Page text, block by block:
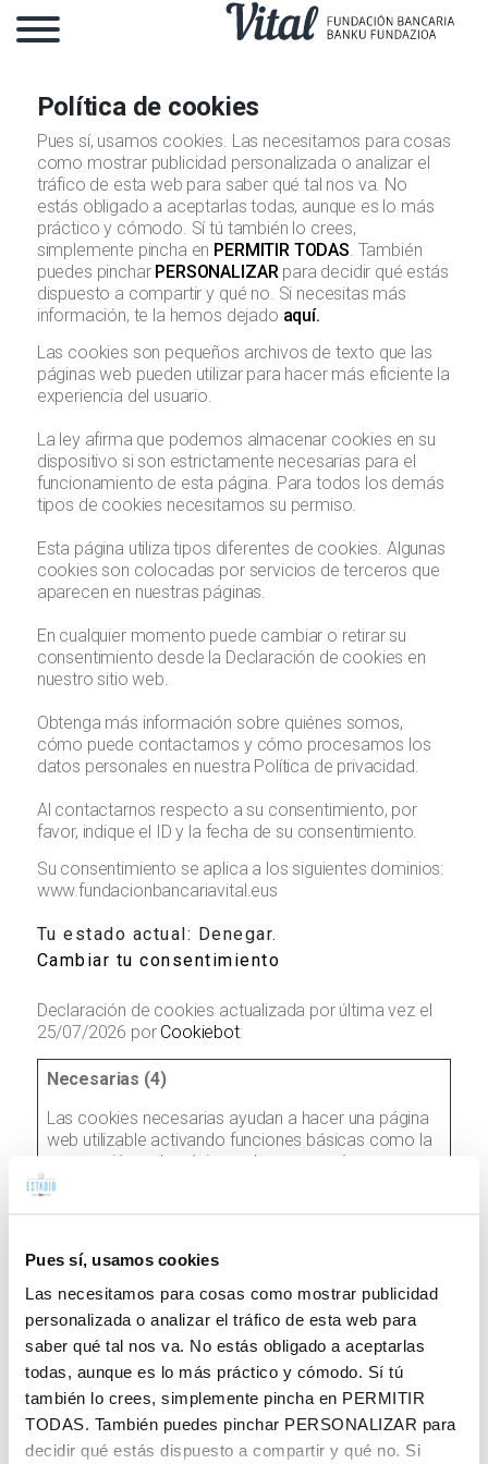
Pues sí, usamos cookies
Las necesitamos para cosas como mostrar publicidad
personalizada o analizar el tráfico de esta web para
saber qué tal nos va. No estás obligado a aceptarlas
todas, aunque es lo más práctico y cómodo. Sí tú
también lo crees, simplemente pincha en PERMITIR
TODAS. También puedes pinchar PERSONALIZAR para
decidir qué estás dispuesto a compartir y qué no. Si
Política de cookies
Pues sí, usamos cookies. Las necesitamos para cosas
como mostrar publicidad personalizada o analizar el
tráfico de esta web para saber qué tal nos va. No
estás obligado a aceptarlas todas, aunque es lo más
práctico y cómodo. Sí tú también lo crees,
simplemente pincha en PERMITIR TODAS. También
puedes pinchar PERSONALIZAR para decidir qué estás
dispuesto a compartir y qué no. Si necesitas más
información, te la hemos dejado aquí.
Las cookies son pequeños archivos de texto que las
páginas web pueden utilizar para hacer más eficiente la
experiencia del usuario.
La ley afirma que podemos almacenar cookies en su
dispositivo si son estrictamente necesarias para el
funcionamiento de esta página. Para todos los demás
tipos de cookies necesitamos su permiso.
Esta página utiliza tipos diferentes de cookies. Algunas
cookies son colocadas por servicios de terceros que
aparecen en nuestras páginas.
En cualquier momento puede cambiar o retirar su
consentimiento desde la Declaración de cookies en
nuestro sitio web.
Obtenga más información sobre quiénes somos,
cómo puede contactarnos y cómo procesamos los
datos personales en nuestra Política de privacidad.
Al contactarnos respecto a su consentimiento, por
favor, indique el ID y la fecha de su consentimiento.
Su consentimiento se aplica a los siguientes dominios:
www.fundacionbancariavital.eus
Tu estado actual: Denegar.
Cambiar tu consentimiento
Declaración de cookies actualizada por última vez el
25/07/2026 por Cookiebot:
Necesarias (4)
Las cookies necesarias ayudan a hacer una página
web utilizable activando funciones básicas como la
navegación en la página y el acceso a áreas
seguras de la página web. La página web no puede
Nombre ProveedorPropósito
de
CookieC
onsent
Cookieb
ot
Almacena el
estado de
consentimiento
de cookies del
1 año